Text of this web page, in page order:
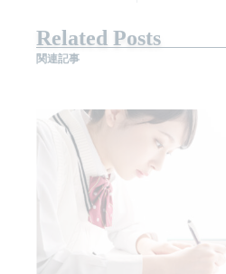
Related Posts
関連記事